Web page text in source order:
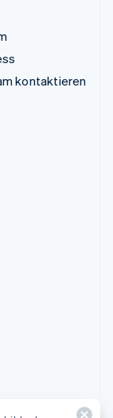
kontaktieren